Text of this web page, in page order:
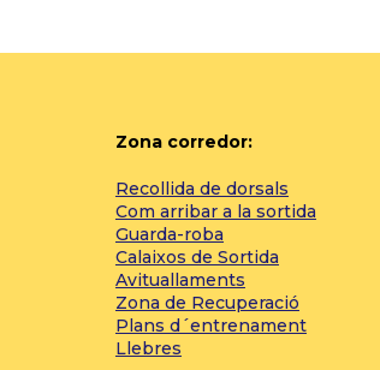
Zona corredor:
Recollida de dorsals
Com arribar a la sortida
Guarda-roba
Calaixos de Sortida
Avituallaments
Zona de Recuperació
Plans d´entrenament
Llebres